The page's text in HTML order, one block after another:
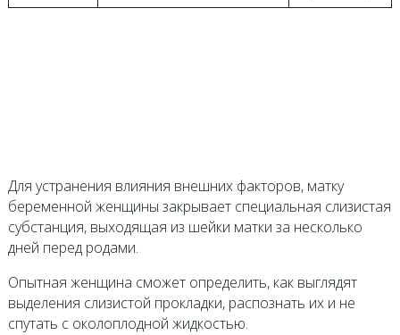
Для устранения влияния внешних факторов, матку
беременной женщины закрывает специальная слизистая
субстанция, выходящая из шейки матки за несколько
дней перед родами.
Опытная женщина сможет определить, как выглядят
выделения слизистой прокладки, распознать их и не
спутать с околоплодной жидкостью.